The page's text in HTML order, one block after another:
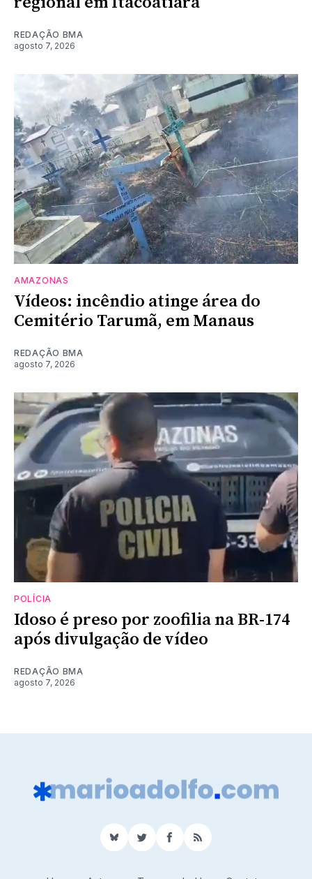
REDAÇÃO BMA
agosto 7, 2026
AMAZONAS
Vídeos: incêndio atinge área do
Cemitério Tarumã, em Manaus
REDAÇÃO BMA
agosto 7, 2026
POLÍCIA
Idoso é preso por zoofilia na BR-174
após divulgação de vídeo
REDAÇÃO BMA
agosto 7, 2026
BlueSkyTwitterFacebook
RSS